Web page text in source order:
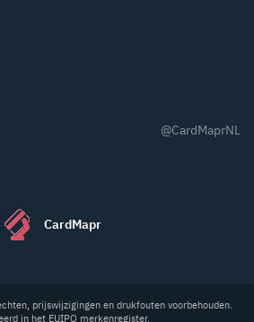
@CardMaprNL
CardMapr
prijswijzigingen en drukfouten voorbehouden.
in het EUIPO merkenregister.